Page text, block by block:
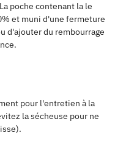
poche contenant la le
et muni d'une fermeture
d'ajouter du rembourrage
pour l'entretien à la
la sécheuse pour ne